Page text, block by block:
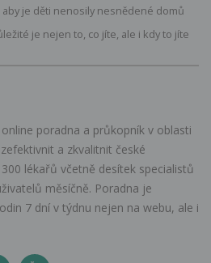
aby je děti nenosily nesnědené domů
je nejen to, co jíte, ale i kdy to jíte
poradna a průkopník v oblasti
a zkvalitnit české
lékařů včetně desítek specialistů
měsíčně. Poradna je
7 dní v týdnu nejen na webu, ale i